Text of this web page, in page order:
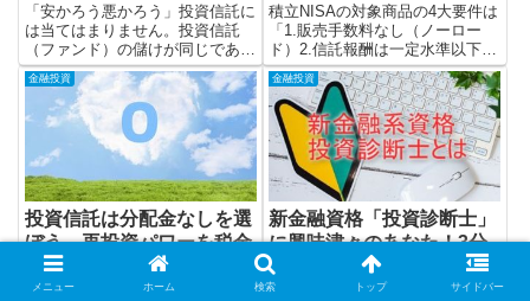
「安かろう悪かろう」投資信託に
は当てはまりません。投資信託
（ファンド）の儲けが同じである
ならば、手数料が安いほうが投資
家は儲かります。
積立NISAの対象商品の4大要件は
「1.販売手数料なし（ノーロー
ド）2.信託報酬は一定水準以下
3.分配金が毎月分配されないこ
と 4.信託期間が無期限または20
年以上」です。その理由を解説し
ます。
金融投資
投資信託は分配金なしを選
ぼう 再投資パワーを税金
に食われたくないなら
投資信託の分配金には約20%の税
金融投資
新金融資格「投資診断士」
に興味津々のあなた！3分
でサクッと伝えるよ
投資オンチのあなた。「貯蓄から
メニュー ホーム 検索 トップ サイドバー